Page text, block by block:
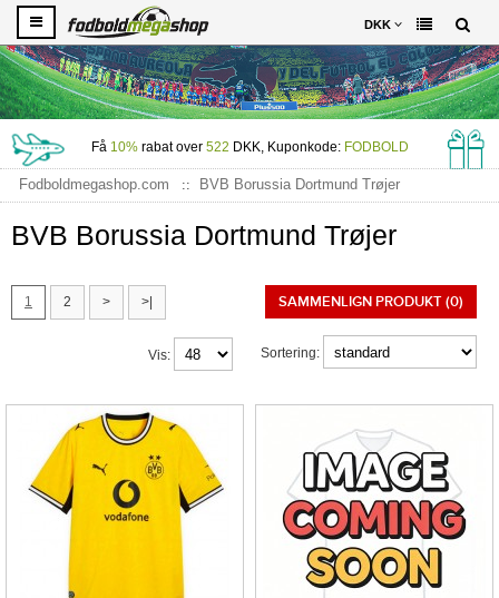
DKK
Få 10%rabat over 522 DKK, Kuponkode: FODBOLD
Fodboldmegashop.com BVB Borussia Dortmund Trøjer
BVB Borussia Dortmund Trøjer
1 2 > >| SAMMENLIGN PRODUKT (0)
Sortering:
Vis: